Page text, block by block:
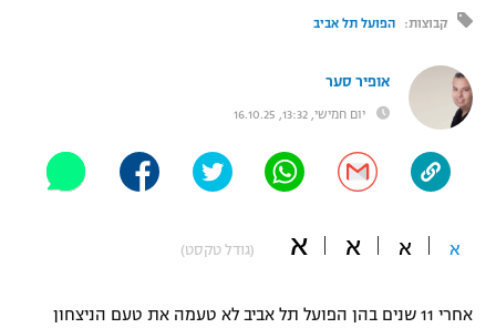
"מעל הליגה" – פודקאסט
"מחצית בשכונה" – פודקאסט
משתתפים וזוכים בפרסים
תקנון משתתפים וזוכים בפרסיםטניס
גיימינג E-Sports
בני יהודה
אופניים
ספורט מוטורי
בייסבול MLB
קבוצות: הפועל תל אביב
אופיר סער
יום חמישי, 13:32, 16.10.25
א א א א (גודל טקסט)
אחרי 11 שנים בהן הפועל תל אביב לא טעמה את טעם הניצחון